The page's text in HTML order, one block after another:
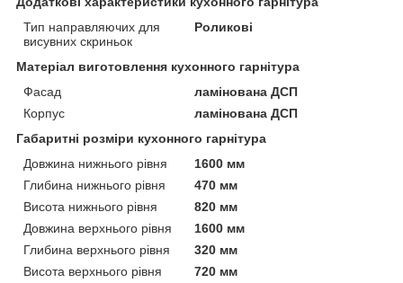
Тип направляючих для
висувних скриньок
Роликові
Матеріал виготовлення кухонного гарнітура
Фасад
ламінована ДСП
Корпус
ламінована ДСП
Габаритні розміри кухонного гарнітура
Довжина нижнього рівня
1600 мм
Глибина нижнього рівня
470 мм
Висота нижнього рівня
820 мм
Довжина верхнього рівня
1600 мм
Глибина верхнього рівня
320 мм
Висота верхнього рівня
720 мм